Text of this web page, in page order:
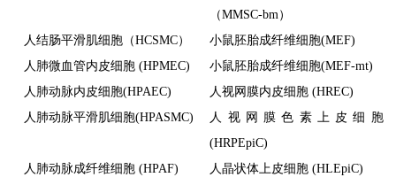
（MMSC-bm）
人结肠平滑肌细胞（HCSMC）
小鼠胚胎成纤维细胞(MEF)
人肺微血管内皮细胞 (HPMEC)
小鼠胚胎成纤维细胞(MEF-mt)
人肺动脉内皮细胞(HPAEC)
人视网膜内皮细胞 (HREC)
人肺动脉平滑肌细胞(HPASMC)
人视网膜色素上皮细胞
(HRPEpiC)
人肺动脉成纤维细胞 (HPAF)
人晶状体上皮细胞 (HLEpiC)